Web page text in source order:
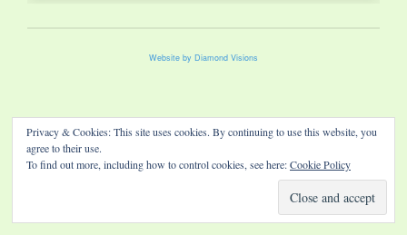
Website by Diamond Visions
Privacy & Cookies: This site uses cookies. By continuing to use this website, you
agree to their use.
To find out more, including how to control cookies, see here:Cookie Policy